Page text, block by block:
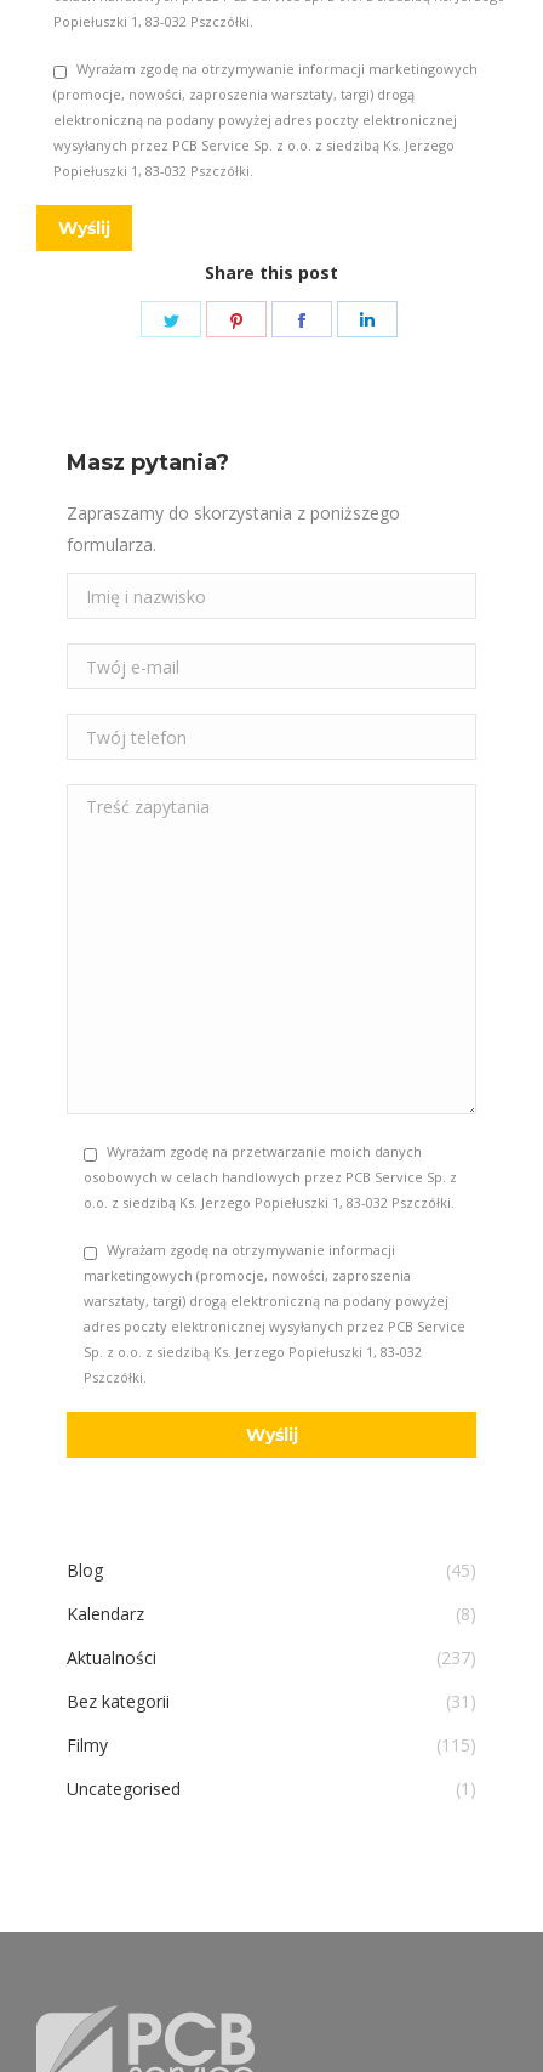
Popiełuszki 1, 83-032 Pszczółki.
Wyrażam zgodę na otrzymywanie informacji marketingowych
(promocje, nowości, zaproszenia warsztaty, targi) drogą
elektroniczną na podany powyżej adres poczty elektronicznej
wysyłanych przez PCB Service Sp. z o.o. z siedzibą Ks. Jerzego
Popiełuszki 1, 83-032 Pszczółki.
Share this post
Share
Share
Share
Masz pytania?
Zapraszamy do skorzystania z poniższego
formularza.
Wyrażam zgodę na przetwarzanie moich danych
osobowych w celach handlowych przez PCB Service Sp. z
o.o. z siedzibą Ks. Jerzego Popiełuszki 1, 83-032 Pszczółki.
Wyrażam zgodę na otrzymywanie informacji
marketingowych (promocje, nowości, zaproszenia
warsztaty, targi) drogą elektroniczną na podany powyżej
adres poczty elektronicznej wysyłanych przez PCB Service
Sp. z o.o. z siedzibą Ks. Jerzego Popiełuszki 1, 83-032
Pszczółki.
Blog
(45)
Kalendarz
(8)
Aktualności
(237)
Bez kategorii
(31)
Filmy
(115)
Uncategorised
(1)